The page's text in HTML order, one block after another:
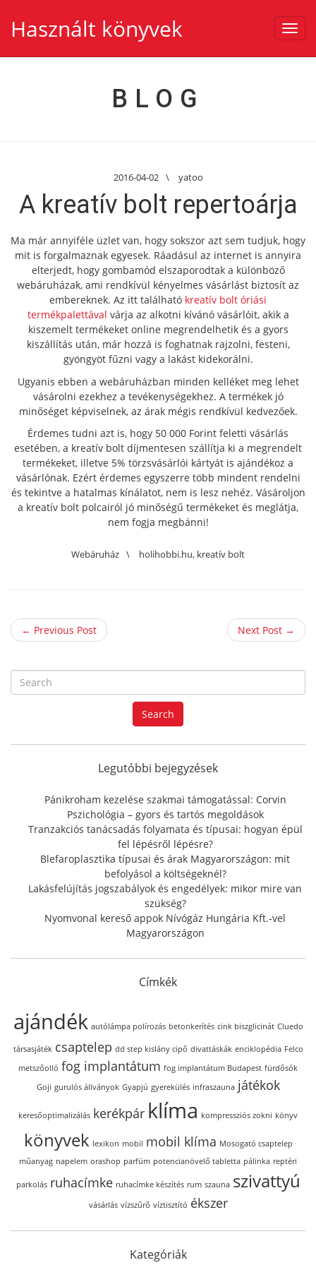
Használt könyvek
BLOG
2016-04-02 \ yatoo
A kreatív bolt repertoárja
Ma már annyiféle üzlet van, hogy sokszor azt sem tudjuk, hogy
mit is forgalmaznak egyesek. Ráadásul az internet is annyira
elterjedt, hogy gombamód elszaporodtak a különböző
webáruházak, ami rendkívül kényelmes vásárlást biztosít az
embereknek. Az itt található kreatív bolt óriási
termékpalettával várja az alkotni kívánó vásárlóit, akik a
kiszemelt termékeket online megrendelhetik és a gyors
kiszállítás után, már hozzá is foghatnak rajzolni, festeni,
gyöngyöt fűzni vagy a lakást kidekorálni.
Ugyanis ebben a webáruházban minden kelléket meg lehet
vásárolni ezekhez a tevékenységekhez. A termékek jó
minőséget képviselnek, az árak mégis rendkívül kedvezőek.
Érdemes tudni azt is, hogy 50 000 Forint feletti vásárlás
esetében, a kreatív bolt díjmentesen szállítja ki a megrendelt
termékeket, illetve 5% törzsvásárlói kártyát is ajándékoz a
vásárlónak. Ezért érdemes egyszerre több mindent rendelni
és tekintve a hatalmas kínálatot, nem is lesz nehéz. Vásároljon
a kreatív bolt polcairól jó minőségű termékeket és meglátja,
nem fogja megbánni!
Webáruház \ holihobbi.hu, kreatív bolt
← Previous Post Next Post →
e
a
r
f
r
:
Search
Legutóbbi bejegyzések
Pánikroham kezelése szakmai támogatással: Corvin
Pszichológia – gyors és tartós megoldások
Tranzakciós tanácsadás folyamata és típusai: hogyan épül
fel lépésről lépésre?
Blefaroplasztika típusai és árak Magyarországon: mit
befolyásol a költségeknél?
Lakásfelújítás jogszabályok és engedélyek: mikor mire van
szükség?
Nyomvonal kereső appok Nívógáz Hungária Kft.-vel
Magyarországon
Címkék
ajándék autólámpa polírozás betonkerítés cink biszglicinát Cluedo
társasjáték csaptelep dd step kislány cipő divattáskák enciklopédia Felco
metszőolló fog implantátum fog implantátum Budapest fürdősók
Goji gurulós állványok Gyapjú gyerekülés infraszauna játékok
keresőoptimalizálás kerékpár klíma kompressziós zokni könyv
könyvek lexikon mobil mobil klíma Mosogató csaptelep
műanyag napelem orashop parfüm potencianövelő tabletta pálinka reptéri
parkolás ruhacímke ruhacímke készítés rum szauna szivattyú
vásárlás vízszűrő víztisztító ékszer
Kategóriák